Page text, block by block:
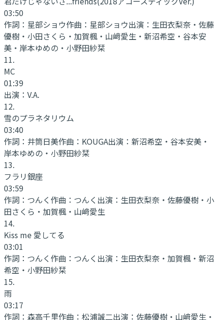
03:50
作詞： 星部ショウ作曲： 星部ショウ出演： 生田衣梨奈・佐藤
優樹・小田さくら・加賀楓・山﨑愛生・新沼希空・谷本安
美・岸本ゆめの・小野田紗栞
11.
MC
01:39
出演： V.A.
12.
雪のプラネタリウム
03:40
作詞： 井筒日美作曲： KOUGA出演： 新沼希空・谷本安美・
岸本ゆめの・小野田紗栞
13.
フラリ銀座
03:59
作詞： つんく作曲： つんく 出演： 生田衣梨奈・佐藤優樹・小
田さくら・加賀楓・山﨑愛生
14.
Kiss me 愛してる
03:01
作詞： つんく作曲： つんく 出演： 生田衣梨奈・加賀楓・新沼
希空・小野田紗栞
15.
雨
03:17
作詞： 森高千里作曲： 松浦誠二出演： 佐藤優樹・山﨑愛生・